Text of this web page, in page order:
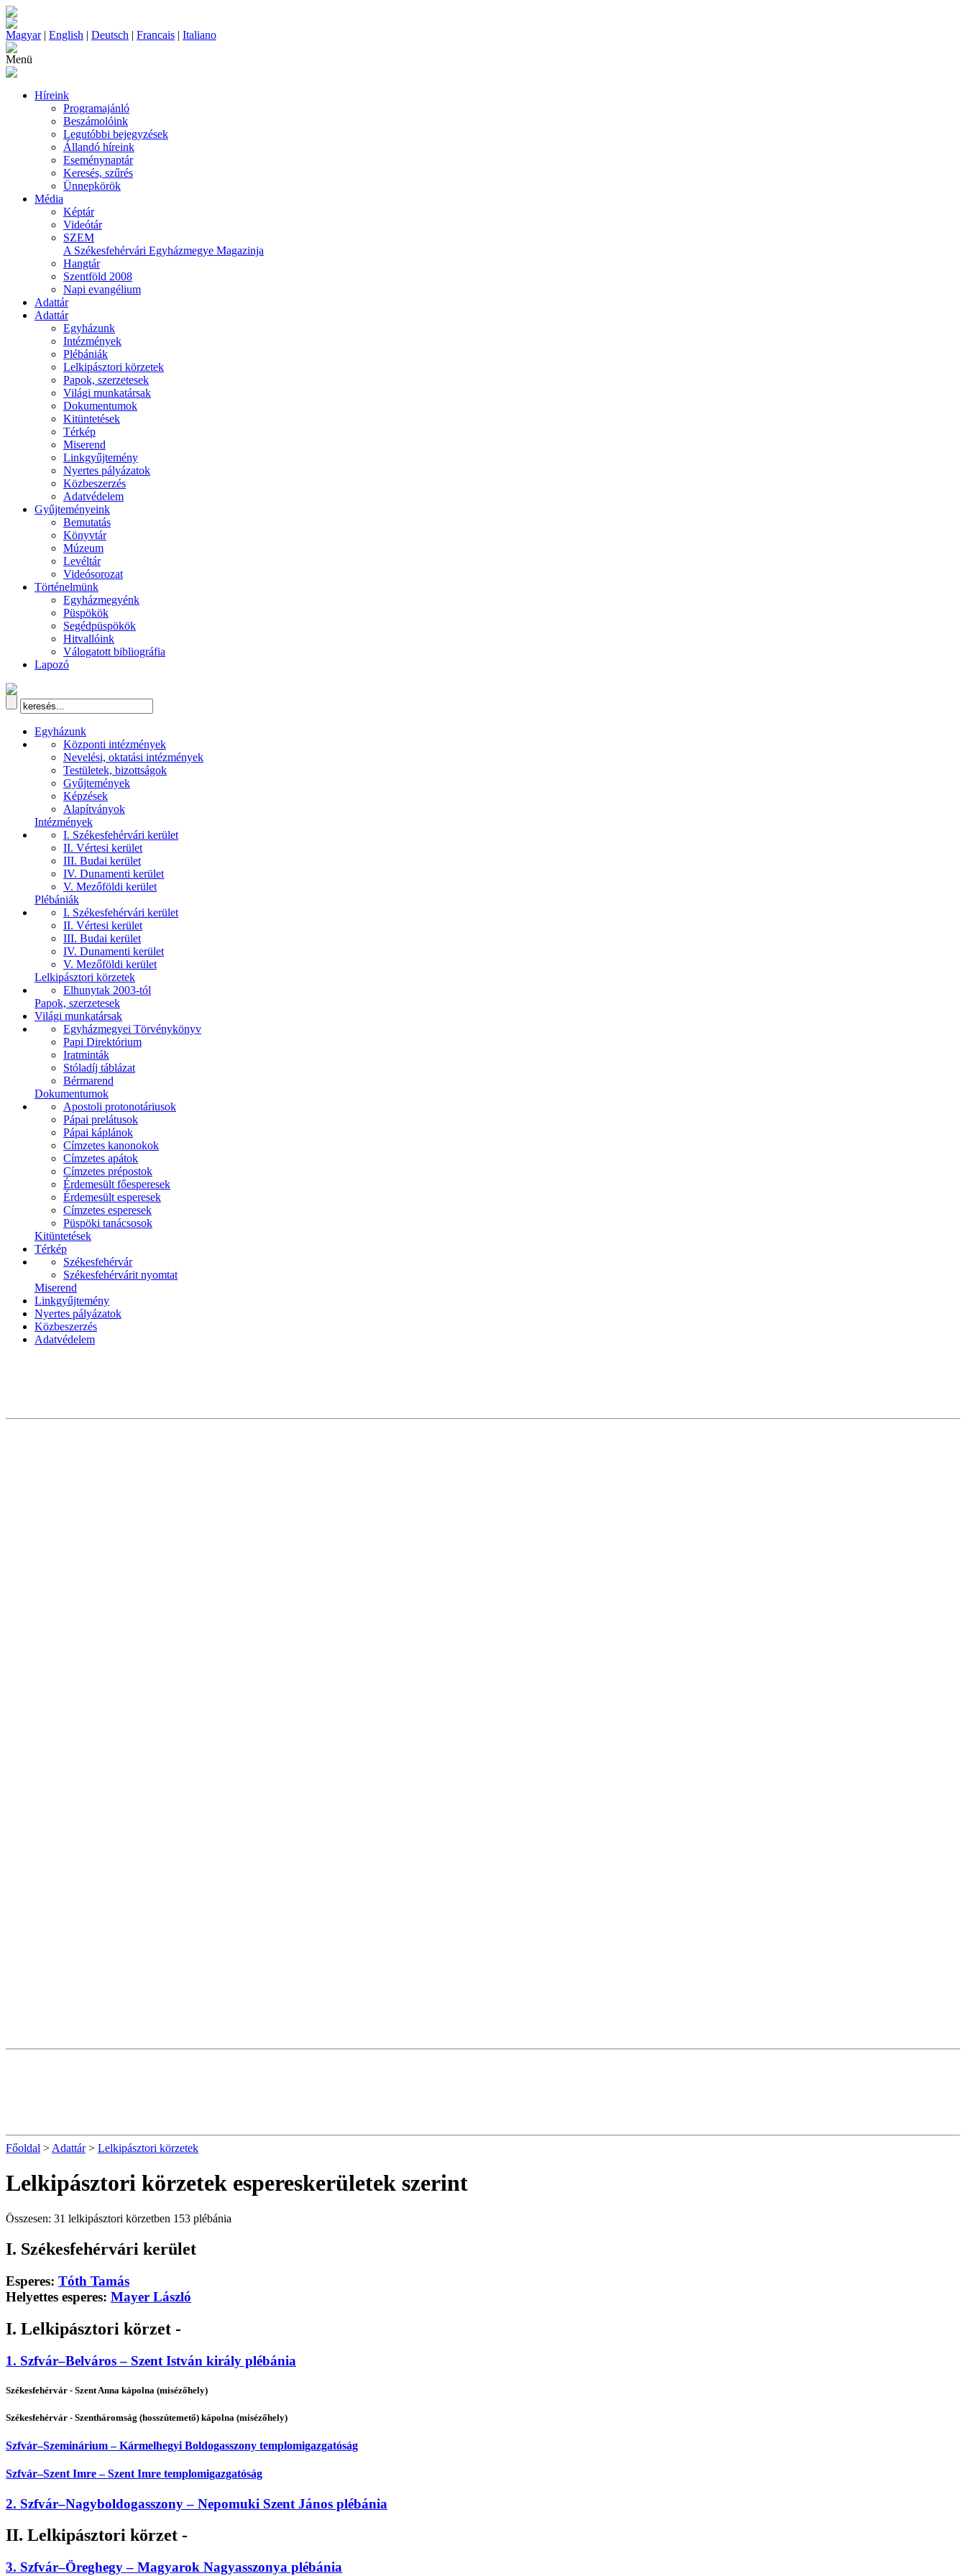
Magyar| English | Deutsch | Francais | Italiano
Menü
Híreink
Programajánló
Beszámolóink
Legutóbbi bejegyzések
Állandó híreink
Eseménynaptár
Keresés, szűrés
Ünnepkörök
Média
Képtár
Videótár
SZEM
A Székesfehérvári Egyházmegye Magazinja
Hangtár
Szentföld 2008
Napi evangélium
Adattár
Adattár
Egyházunk
Intézmények
Plébániák
Lelkipásztori körzetek
Papok, szerzetesek
Világi munkatársak
Dokumentumok
Kitüntetések
Térkép
Miserend
Linkgyűjtemény
Nyertes pályázatok
Közbeszerzés
Adatvédelem
Gyűjteményeink
Bemutatás
Könyvtár
Múzeum
Levéltár
Videósorozat
Történelmünk
Egyházmegyénk
Püspökök
Segédpüspökök
Hitvallóink
Válogatott bibliográfia
Lapozó
Egyházunk
Központi intézmények
Nevelési, oktatási intézmények
Testületek, bizottságok
Gyűjtemények
Képzések
Alapítványok
Intézmények
I. Székesfehérvári kerület
II. Vértesi kerület
III. Budai kerület
IV. Dunamenti kerület
V. Mezőföldi kerület
Plébániák
I. Székesfehérvári kerület
II. Vértesi kerület
III. Budai kerület
IV. Dunamenti kerület
V. Mezőföldi kerület
Lelkipásztori körzetek
Elhunytak 2003-tól
Papok, szerzetesek
Világi munkatársak
Egyházmegyei Törvénykönyv
Papi Direktórium
Iratminták
Stóladíj táblázat
Bérmarend
Dokumentumok
Apostoli protonotáriusok
Pápai prelátusok
Pápai káplánok
Címzetes kanonokok
Címzetes apátok
Címzetes prépostok
Érdemesült főesperesek
Érdemesült esperesek
Címzetes esperesek
Püspöki tanácsosok
Kitüntetések
Térkép
Székesfehérvár
Székesfehérvárit nyomtat
Miserend
Linkgyűjtemény
Nyertes pályázatok
Közbeszerzés
Adatvédelem
Főoldal > Adattár> Lelkipásztori körzetek
Lelkipásztori körzetek espereskerületek szerint
Összesen: 31 lelkipásztori körzetben 153 plébánia
I. Székesfehérvári kerület
Esperes: Tóth Tamás
Helyettes esperes: Mayer László
I. Lelkipásztori körzet -
1. Szfvár–Belváros – Szent István király plébánia
Székesfehérvár - Szent Anna kápolna (misézőhely)
Székesfehérvár - Szentháromság (hosszútemető) kápolna (misézőhely)
Szfvár–Szeminárium – Kármelhegyi Boldogasszony templomigazgatóság
Szfvár–Szent Imre – Szent Imre templomigazgatóság
2. Szfvár–Nagyboldogasszony – Nepomuki Szent János plébánia
II. Lelkipásztori körzet -
3. Szfvár–Öreghegy – Magyarok Nagyasszonya plébánia